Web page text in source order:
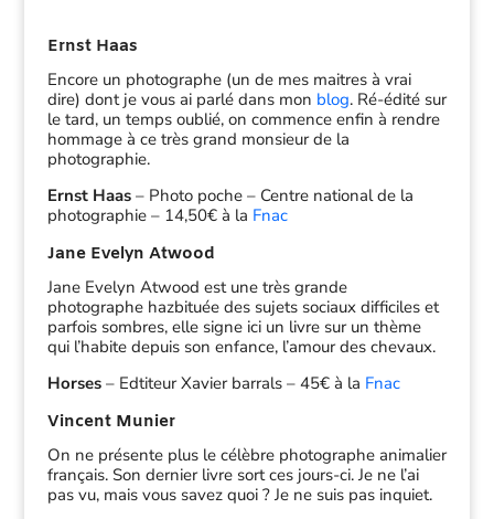
Ernst Haas
Encore un photographe (un de mes maitres à vrai
dire) dont je vous ai parlé dans mon blog. Ré-édité sur
le tard, un temps oublié, on commence enfin à rendre
hommage à ce très grand monsieur de la
photographie.
Ernst Haas– Photo poche – Centre national de la
photographie – 14,50€ à la Fnac
Jane Evelyn Atwood
Jane Evelyn Atwood est une très grande
photographe hazbituée des sujets sociaux difficiles et
parfois sombres, elle signe ici un livre sur un thème
qui l’habite depuis son enfance, l’amour des chevaux.
Horses– Edtiteur Xavier barrals – 45€ à la Fnac
Vincent Munier
On ne présente plus le célèbre photographe animalier
français. Son dernier livre sort ces jours-ci. Je ne l’ai
pas vu, mais vous savez quoi ? Je ne suis pas inquiet.